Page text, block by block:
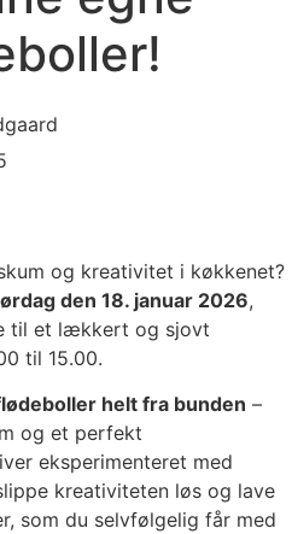
og kreativitet i køkkenet?
den 18. januar 2026,
til et lækkert og sjovt
til 15.00.
helt fra bunden –
og et perfekt
eksperimenteret med
kreativiteten løs og lave
som du selvfølgelig får med